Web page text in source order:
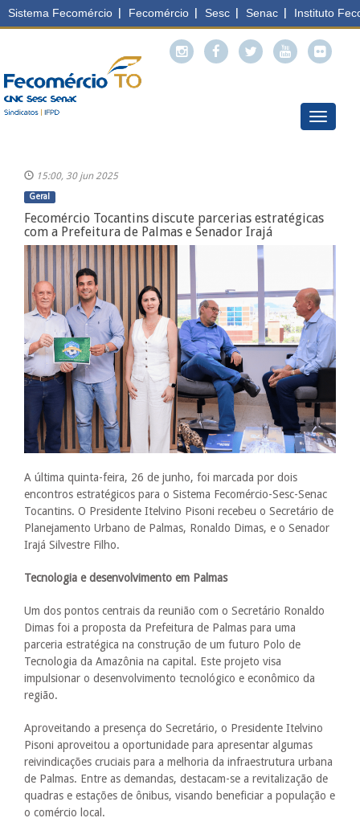
Menu
15:00, 30 jun 2025
Geral
Fecomércio Tocantins discute parcerias estratégicas
com a Prefeitura de Palmas e Senador Irajá
A última quinta-feira, 26 de junho, foi marcada por dois
encontros estratégicos para o Sistema Fecomércio-Sesc-Senac
Tocantins. O Presidente Itelvino Pisoni recebeu o Secretário de
Planejamento Urbano de Palmas, Ronaldo Dimas, e o Senador
Irajá Silvestre Filho.
Tecnologia e desenvolvimento em Palmas
Um dos pontos centrais da reunião com o Secretário Ronaldo
Dimas foi a proposta da Prefeitura de Palmas para uma
parceria estratégica na construção de um futuro Polo de
Tecnologia da Amazônia na capital. Este projeto visa
impulsionar o desenvolvimento tecnológico e econômico da
região.
Aproveitando a presença do Secretário, o Presidente Itelvino
Pisoni aproveitou a oportunidade para apresentar algumas
reivindicações cruciais para a melhoria da infraestrutura urbana
de Palmas. Entre as demandas, destacam-se a revitalização de
quadras e estações de ônibus, visando beneficiar a população e
o comércio local.